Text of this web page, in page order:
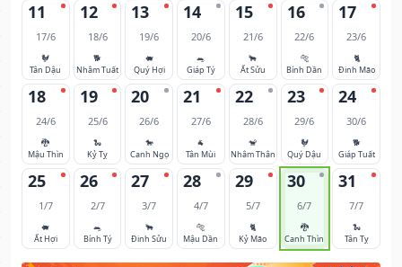
11
17/6
🐓
Tân Dậu
12
18/6
🐕
Nhâm Tuất
13
19/6
🐖
Quý Hợi
14
20/6
🐀
Giáp Tý
15
21/6
🐂
Ất Sửu
16
22/6
🐅
Bính Dần
17
23/6
🐈
Đinh Mão
18
24/6
🐉
Mậu Thìn
19
25/6
🐍
Kỷ Tỵ
20
26/6
🐎
Canh Ngọ
21
27/6
🐐
Tân Mùi
22
28/6
🐒
Nhâm Thân
23
29/6
🐓
Quý Dậu
24
30/6
🐕
Giáp Tuất
25
1/7
🐖
Ất Hợi
26
2/7
🐀
Bính Tý
27
3/7
🐂
Đinh Sửu
28
4/7
🐅
Mậu Dần
29
5/7
🐈
Kỷ Mão
30
6/7
🐉
Canh Thìn
31
7/7
🐍
Tân Tỵ